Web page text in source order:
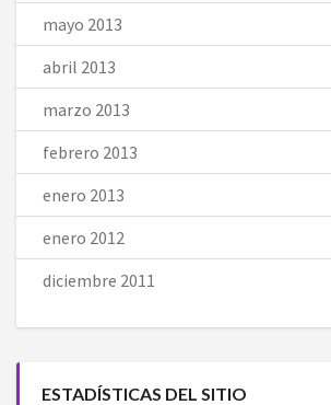
mayo 2013
abril 2013
marzo 2013
febrero 2013
enero 2013
enero 2012
diciembre 2011
ESTADÍSTICAS DEL SITIO